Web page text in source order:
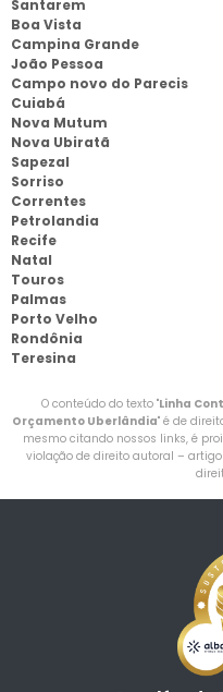
Santarem
Boa Vista
Campina Grande
João Pessoa
Campo novo do Parecis
Cuiabá
Nova Mutum
Nova Ubiratã
Sapezal
Sorriso
Correntes
Petrolandia
Recife
Natal
Touros
Palmas
Porto Velho
Rondônia
Teresina
O conteúdo do texto "Linha
Orçamento Uberlândia" é de
mesmo citando nossos links, é
violação de direito autoral – artigo